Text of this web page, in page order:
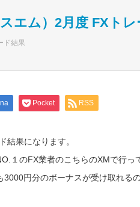
エム）2月度 FXトレ
ド結果
Pocket RSS
結果になります。
１のFX業者のこちらのXMで行っ
円分のボーナスが受け取れる